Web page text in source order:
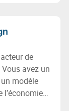
de
avez un
modèle